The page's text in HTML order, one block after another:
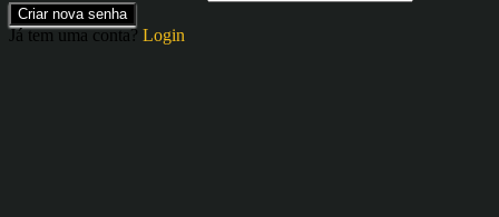
Criar nova senha
Já tem uma conta? Login